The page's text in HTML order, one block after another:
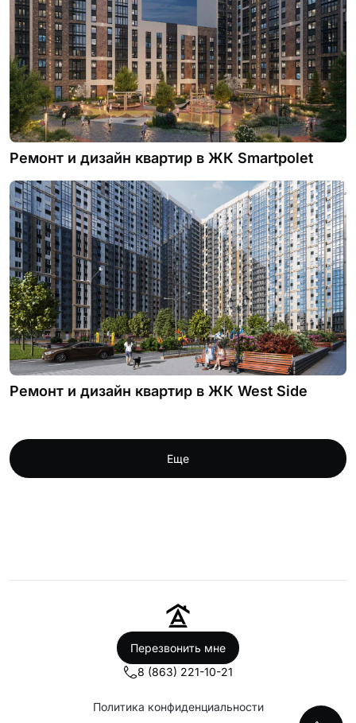
Ремонт и дизайн квартир в ЖК Smartpolet
Ремонт и дизайн квартир в ЖК West Side
Еще
Перезвонить мне
8 (863) 221-10-21
Политика конфиденциальности